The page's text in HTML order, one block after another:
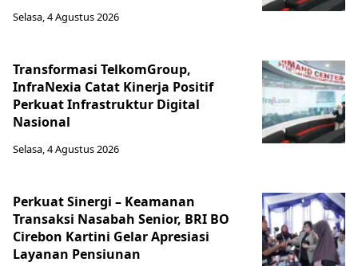
Selasa, 4 Agustus 2026
Transformasi TelkomGroup,
InfraNexia Catat Kinerja Positif
Perkuat Infrastruktur Digital
Nasional
Selasa, 4 Agustus 2026
Perkuat Sinergi – Keamanan
Transaksi Nasabah Senior, BRI BO
Cirebon Kartini Gelar Apresiasi
Layanan Pensiunan